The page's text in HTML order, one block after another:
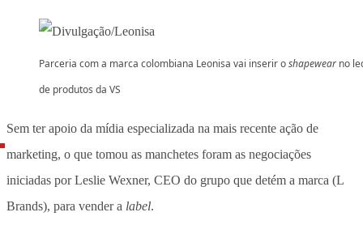
Parceria com a marca colombiana Leonisa vai inserir oshapewear no
de produtos da VS
Sem ter apoio da mídia especializada na mais recente ação de
marketing, o que tomou as manchetes foram as negociações
iniciadas por Leslie Wexner, CEO do grupo que detém a marca (L
Brands), para vender a label.